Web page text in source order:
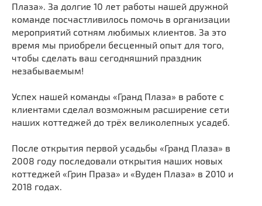
Плаза». За долгие 10 лет работы нашей дружной
команде посчастливилось помочь в организации
мероприятий сотням любимых клиентов. За это
время мы приобрели бесценный опыт для того,
чтобы сделать ваш сегодняшний праздник
незабываемым!
Успех нашей команды «Гранд Плаза» в работе с
клиентами сделал возможным расширение сети
наших коттеджей до трёх великолепных усадеб.
После открытия первой усадьбы «Гранд Плаза» в
2008 году последовали открытия наших новых
коттеджей «Грин Праза» и «Вуден Плаза» в 2010 и
2018 годах.